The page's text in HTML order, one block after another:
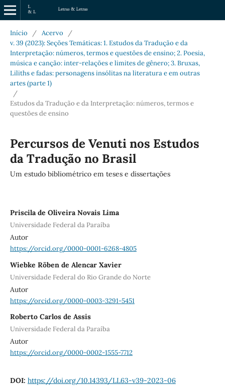
Início / Acervo
/
v. 39 (2023): Seções Temáticas: 1. Estudos da Tradução e da
Interpretação: números, termos e questões de ensino; 2. Poesia,
música e canção: inter-relações e limites de gênero; 3. Bruxas,
Liliths e fadas: personagens insólitas na literatura e em outras
artes (parte 1)
/
Estudos da Tradução e da Interpretação: números, termos e
questões de ensino
Percursos de Venuti nos Estudos
da Tradução no Brasil
Um estudo bibliométrico em teses e dissertações
Priscila de Oliveira Novais Lima
Universidade Federal da Paraíba
Autor
https://orcid.org/0000-0001-6268-4805
Wiebke Röben de Alencar Xavier
Universidade Federal do Rio Grande do Norte
Autor
https://orcid.org/0000-0003-3291-5451
Roberto Carlos de Assis
Universidade Federal da Paraíba
Autor
https://orcid.org/0000-0002-1555-7712
DOI: https://doi.org/10.14393/LL63-v39-2023-06